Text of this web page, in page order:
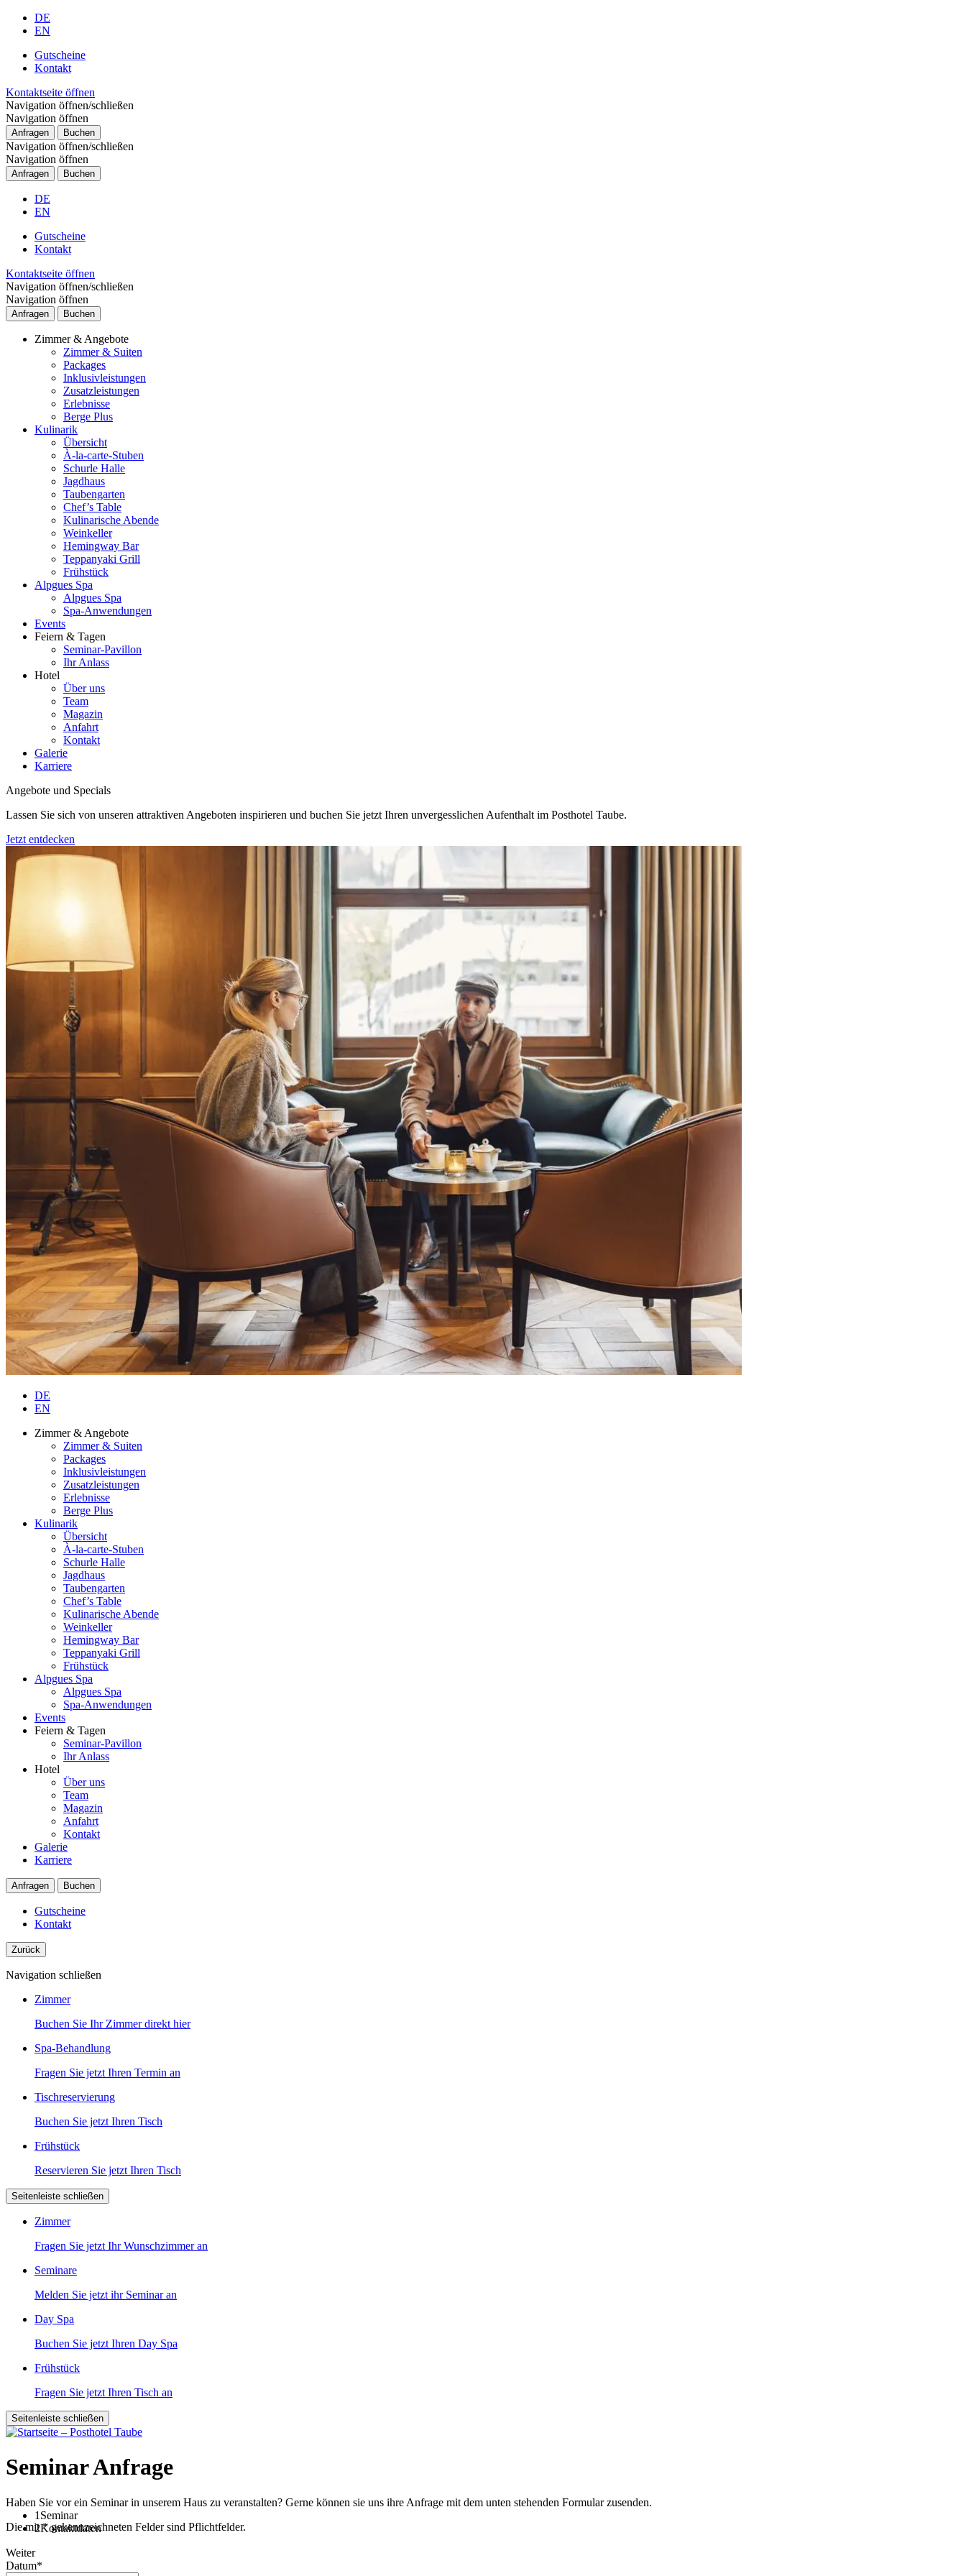
DE
EN
Gutscheine
Kontakt
Kontaktseite öffnen
Navigation öffnen/schließen
Navigation öffnen
Anfragen Buchen
Navigation öffnen/schließen
Navigation öffnen
Anfragen Buchen
DE
EN
Gutscheine
Kontakt
Kontaktseite öffnen
Navigation öffnen/schließen
Navigation öffnen
Anfragen Buchen
Zimmer & Angebote
Zimmer & Suiten
Packages
Inklusivleistungen
Zusatzleistungen
Erlebnisse
Berge Plus
Kulinarik
Übersicht
À-la-carte-Stuben
Schurle Halle
Jagdhaus
Taubengarten
Chef’s Table
Kulinarische Abende
Weinkeller
Hemingway Bar
Teppanyaki Grill
Frühstück
Alpgues Spa
Alpgues Spa
Spa-Anwendungen
Events
Feiern & Tagen
Seminar-Pavillon
Ihr Anlass
Hotel
Über uns
Team
Magazin
Anfahrt
Kontakt
Galerie
Karriere
Angebote und Specials
Lassen Sie sich von unseren attraktiven Angeboten inspirieren und buchen Sie jetzt Ihren unvergesslichen Aufenthalt im Posthotel Taube.
Jetzt entdecken
DE
EN
Zimmer & Angebote
Zimmer & Suiten
Packages
Inklusivleistungen
Zusatzleistungen
Erlebnisse
Berge Plus
Kulinarik
Übersicht
À-la-carte-Stuben
Schurle Halle
Jagdhaus
Taubengarten
Chef’s Table
Kulinarische Abende
Weinkeller
Hemingway Bar
Teppanyaki Grill
Frühstück
Alpgues Spa
Alpgues Spa
Spa-Anwendungen
Events
Feiern & Tagen
Seminar-Pavillon
Ihr Anlass
Hotel
Über uns
Team
Magazin
Anfahrt
Kontakt
Galerie
Karriere
Anfragen Buchen
Gutscheine
Kontakt
Zurück
Navigation schließen
Zimmer
Buchen Sie Ihr Zimmer direkt hier
Spa-Behandlung
Fragen Sie jetzt Ihren Termin an
Tischreservierung
Buchen Sie jetzt Ihren Tisch
Frühstück
Reservieren Sie jetzt Ihren Tisch
Seitenleiste schließen
Zimmer
Fragen Sie jetzt Ihr Wunschzimmer an
Seminare
Melden Sie jetzt ihr Seminar an
Day Spa
Buchen Sie jetzt Ihren Day Spa
Frühstück
Fragen Sie jetzt Ihren Tisch an
Seitenleiste schließen
Seminar Anfrage
Haben Sie vor ein Seminar in unserem Haus zu veranstalten? Gerne können sie uns ihre Anfrage mit dem unten stehenden Formular zusenden.
Die mit * gekennzeichneten Felder sind Pflichtfelder.
1 Seminar
2Kontaktdaten
Weiter
Datum*